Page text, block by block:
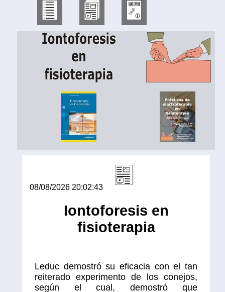
08/08/2026 20:02:43
Iontoforesis en
fisioterapia
Leduc demostró su eficacia con el tan
reiterado experimento de los conejos,
según el cual, demostró que